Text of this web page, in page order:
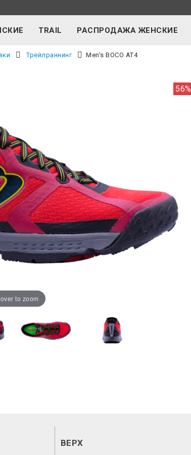
TRAIL РАСПРОДАЖА ЖЕНСКИЕ
Трейлраннинг Men's BOCO AT4
56%
to zoom
ВЕРХ